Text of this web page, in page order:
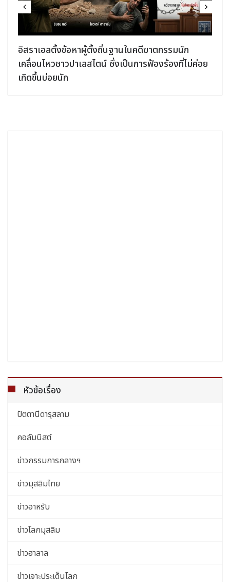
อิสราเอลตั้งข้อหาผู้ตั้งถิ่นฐานในคดีฆาตกรรมนัก
เคลื่อนไหวชาวปาเลสไตน์ ซึ่งเป็นการฟ้องร้องที่ไม่ค่อย
เกิดขึ้นบ่อยนัก
หัวข้อเรื่อง
ปัตตานีดารุสลาม
คอลัมนิสต์
ข่าวกรรมการกลางฯ
ข่าวมุสลิมไทย
ข่าวอาหรับ
ข่าวโลกมุสลิม
ข่าวฮาลาล
ข่าวเจาะประเด็นโลก